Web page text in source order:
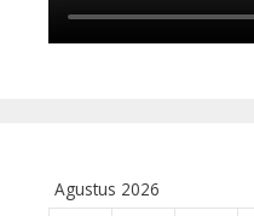
Agustus 2026